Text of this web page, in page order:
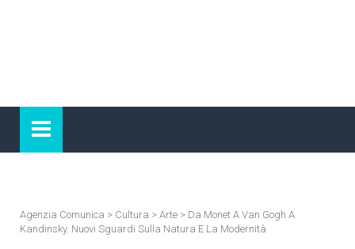
Agenzia Comunica > Cultura > Arte > Da Monet A Van Gogh A
Kandinsky. Nuovi Sguardi Sulla Natura E La Modernità